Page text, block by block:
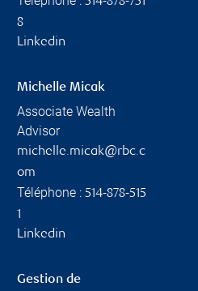
8
Linkedin
Michelle Micak
Associate Wealth
Advisor
michelle.micak@rbc.c
om
Téléphone : 514-878-515
1
Linkedin
Gestion de